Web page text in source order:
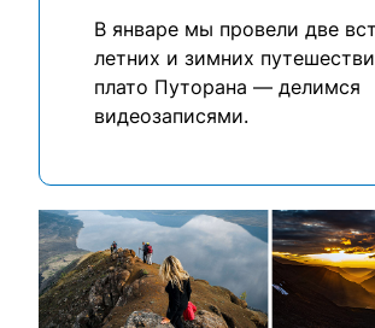
Выбрать тур
В январе мы провели две
летних и зимних
плато Путорана — делимся
видеозаписями.